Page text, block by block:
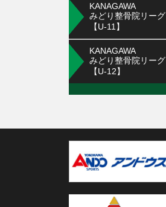
KANAGAWA
みどり整骨院リーグ
【U-11】
KANAGAWA
みどり整骨院リーグ
【U-12】